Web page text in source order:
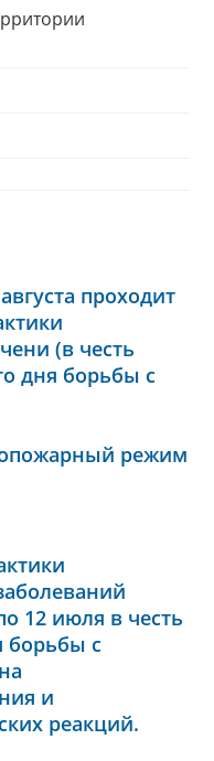
проходит
(в честь
дня борьбы с
режим
12 июля в честь
борьбы с
и
реакций.